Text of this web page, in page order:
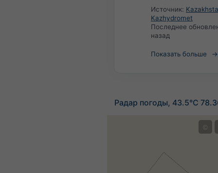
Источник:
Kazhydromet
Последнее
назад
Показать больше
Радар погоды, 43.5°С
©